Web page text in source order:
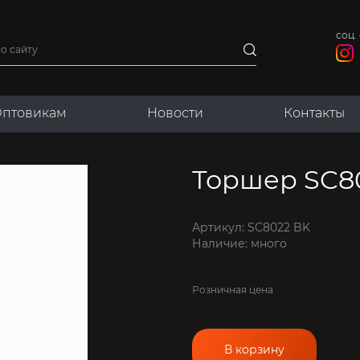
соц.
Новости Контакты
BK
Торшер
Артикул: SC8022 BK
Наличие: много
Розничная цена
В корзину